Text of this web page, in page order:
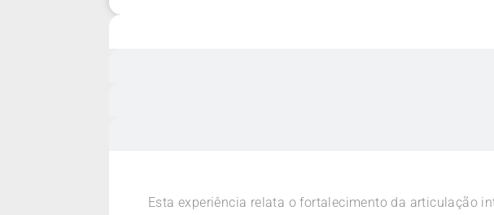
Esta experiência relata o fortalecimento da articulação